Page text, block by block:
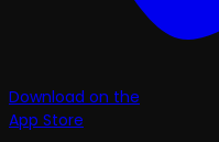
Download on the
App Store